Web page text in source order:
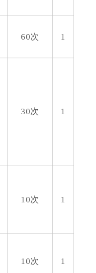
60次 1
30次 1
10次 1
10次 1